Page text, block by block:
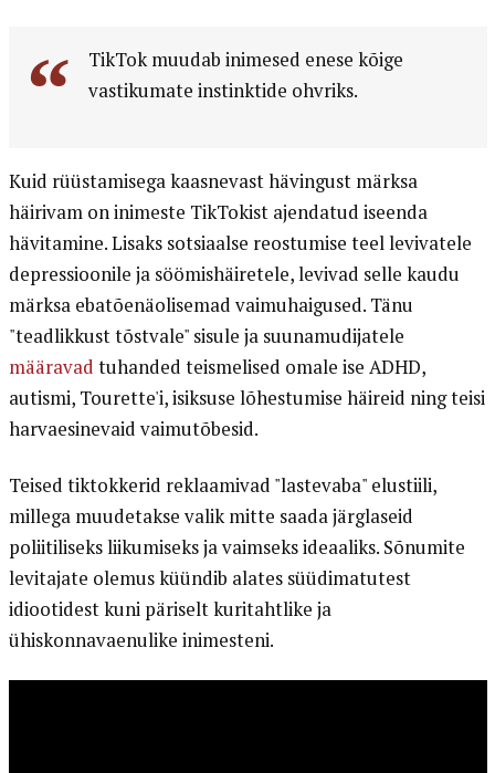
TikTok muudab inimesed enese kõige
vastikumate instinktide ohvriks.
Kuid rüüstamisega kaasnevast hävingust märksa
häirivam on inimeste TikTokist ajendatud iseenda
hävitamine. Lisaks sotsiaalse reostumise teel levivatele
depressioonile ja söömishäiretele, levivad selle kaudu
märksa ebatõenäolisemad vaimuhaigused. Tänu
"teadlikkust tõstvale" sisule ja suunamudijatele
määravad tuhanded teismelised omale ise ADHD,
autismi, Tourette'i, isiksuse lõhestumise häireid ning teisi
harvaesinevaid vaimutõbesid.
Teised tiktokkerid reklaamivad "lastevaba" elustiili,
millega muudetakse valik mitte saada järglaseid
poliitiliseks liikumiseks ja vaimseks ideaaliks. Sõnumite
levitajate olemus küündib alates süüdimatutest
idiootidest kuni päriselt kuritahtlike ja
ühiskonnavaenulike inimesteni.